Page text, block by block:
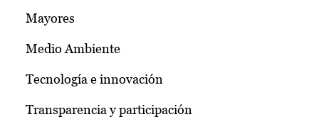
Mayores
Medio Ambiente
Tecnología e innovación
Transparencia y participación